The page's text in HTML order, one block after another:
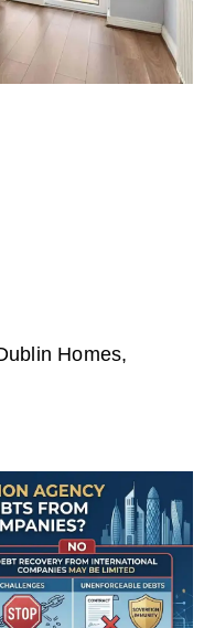
Homes,